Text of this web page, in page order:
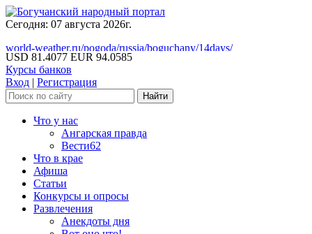
Сегодня: 07 августа 2026г.
world-weather.ru/pogoda/russia/boguchany/14days/
USD 81.4077 EUR 94.0585
Курсы банков
Вход | Регистрация
Что у нас
Ангарская правда
Вести62
Что в крае
Афиша
Статьи
Конкурсы и опросы
Развлечения
Анекдоты дня